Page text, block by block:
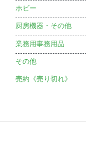
ホビー
厨房機器・その他
業務用事務用品
その他
売約《売り切れ》